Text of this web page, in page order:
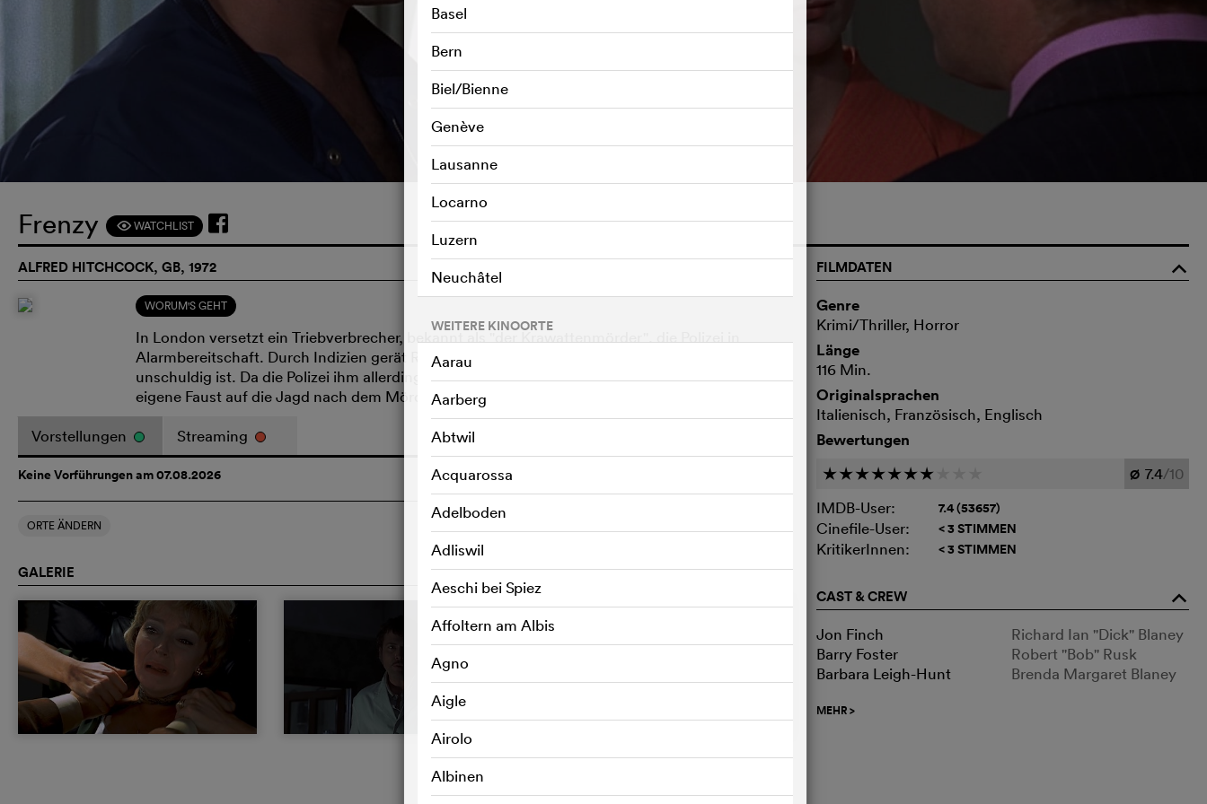
eTRAILER ABSPIELEN
Frenzy F WATCHLIST
ALFRED HITCHCOCK, GB, 1972
WORUM'S GEHT
In London versetzt ein Triebverbrecher, bekannt als "der Krawattenmörder", die Polizei in
Alarmbereitschaft. Durch Indizien gerät Richard Blaney in Verdacht der allerdings völlig
unschuldig ist. Da die Polizei ihm allerdings nicht zu glauben scheint, macht sich Blaney auf
eigene Faust auf die Jagd nach dem Mörder...
Vorstellungen Streaming
Keine Vorführungen am 07.08.2026
ORTE ÄNDERN
Basel
Bern
Biel/Bienne
Genève
Lausanne
Locarno
Luzern
Neuchâtel
WEITERE KINOORTE
Aarau
Aarberg
Abtwil
Acquarossa
Adelboden
Adliswil
Aeschi bei Spiez
Affoltern am Albis
Agno
Aigle
Airolo
Albinen
GALERIE o
FILMDATEN
o
Genre
Krimi/Thriller, Horror
Länge
116 Min.
Originalsprachen
Italienisch, Französisch, Englisch
Bewertungen
c c c c c c c Ø 7.4/10
IMDB-User:
7.4 (53657)
Cinefile-User: < 3 STIMMEN
KritikerInnen: < 3 STIMMEN
CAST & CREW o
Jon Finch
Richard Ian "Dick" Blaney
Barry Foster
Robert "Bob" Rusk
Barbara Leigh-Hunt
Brenda Margaret Blaney
MEHR>